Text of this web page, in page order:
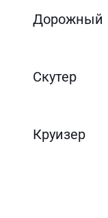
Дорожный
Скутер
Круизер